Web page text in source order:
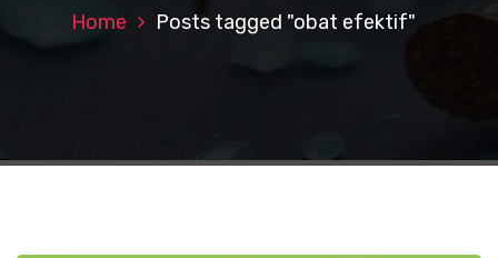
Home Posts tagged "obat efektif"